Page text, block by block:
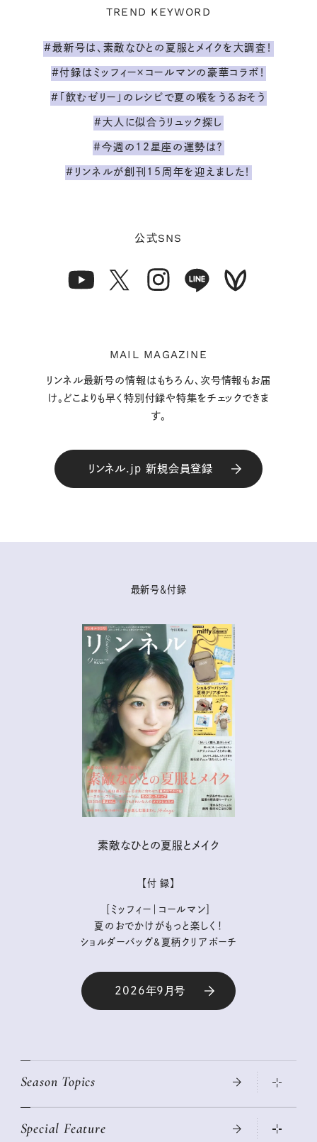
TREND KEYWORD
#最新号は、素敵なひとの夏服とメイクを大調査！
#付録はミッフィー×コールマンの豪華コラボ！
#「飲むゼリー」のレシピで夏の喉をうるおそう
#大人に似合うリュック探し
#今週の12星座の運勢は？
#リンネルが創刊15周年を迎えました！
公式SNS
MAIL MAGAZINE
リンネル最新号の情報はもちろん、次号情報もお届
け。どこよりも早く特別付録や特集をチェックできま
す。
リンネル.jp 新規会員登録
最新号＆付録
素敵なひとの夏服とメイク
【付 録】
［ミッフィー｜コールマン］
夏のおでかけがもっと楽しく！
ショルダーバッグ&夏柄クリアポーチ
2026年9月号
Season Topics
真夏のひんやりグッズ 2026
Special Feature